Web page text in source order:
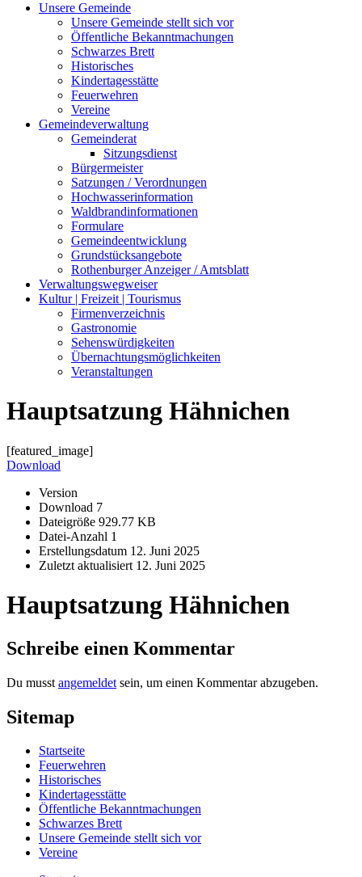
Unsere Gemeinde
Unsere Gemeinde stellt sich vor
Öffentliche Bekanntmachungen
Schwarzes Brett
Historisches
Kindertagesstätte
Feuerwehren
Vereine
Gemeindeverwaltung
Gemeinderat
Sitzungsdienst
Bürgermeister
Satzungen / Verordnungen
Hochwasserinformation
Waldbrandinformationen
Formulare
Gemeindeentwicklung
Grundstücksangebote
Rothenburger Anzeiger / Amtsblatt
Verwaltungswegweiser
Kultur | Freizeit | Tourismus
Firmenverzeichnis
Gastronomie
Sehenswürdigkeiten
Übernachtungsmöglichkeiten
Veranstaltungen
Hauptsatzung Hähnichen
[featured_image]
Download
Version
Download 7
Dateigröße 929.77 KB
Datei-Anzahl 1
Erstellungsdatum 12. Juni 2025
Zuletzt aktualisiert 12. Juni 2025
Hauptsatzung Hähnichen
Schreibe einen Kommentar
Du musst angemeldet sein, um einen Kommentar abzugeben.
Sitemap
Startseite
Feuerwehren
Historisches
Kindertagesstätte
Öffentliche Bekanntmachungen
Schwarzes Brett
Unsere Gemeinde stellt sich vor
Vereine